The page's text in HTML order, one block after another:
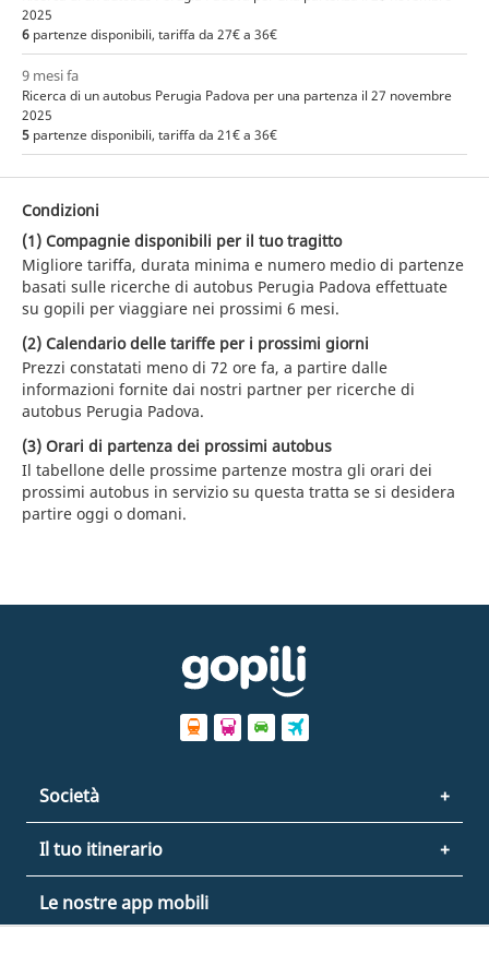
2025
6 partenze disponibili, tariffa da 27€ a 36€
9 mesi fa
Ricerca di un autobus Perugia Padova per una partenza il 27 novembre
2025
5 partenze disponibili, tariffa da 21€ a 36€
Condizioni
(1) Compagnie disponibili per il tuo tragitto
Migliore tariffa, durata minima e numero medio di partenze
basati sulle ricerche di autobus Perugia Padova effettuate
su gopili per viaggiare nei prossimi 6 mesi.
(2) Calendario delle tariffe per i prossimi giorni
Prezzi constatati meno di 72 ore fa, a partire dalle
informazioni fornite dai nostri partner per ricerche di
autobus Perugia Padova.
(3) Orari di partenza dei prossimi autobus
Il tabellone delle prossime partenze mostra gli orari dei
prossimi autobus in servizio su questa tratta se si desidera
partire oggi o domani.
Società
Il tuo itinerario
Le nostre app mobili